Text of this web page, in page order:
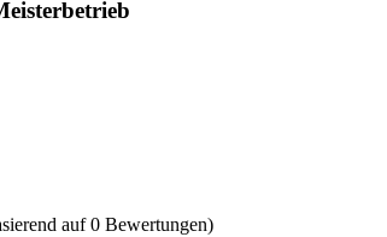
auf 0 Bewertungen)